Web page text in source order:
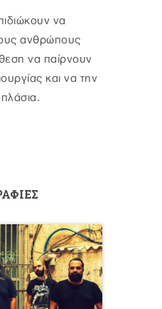
να
ανθρώπους
να παίρνουν
και να την